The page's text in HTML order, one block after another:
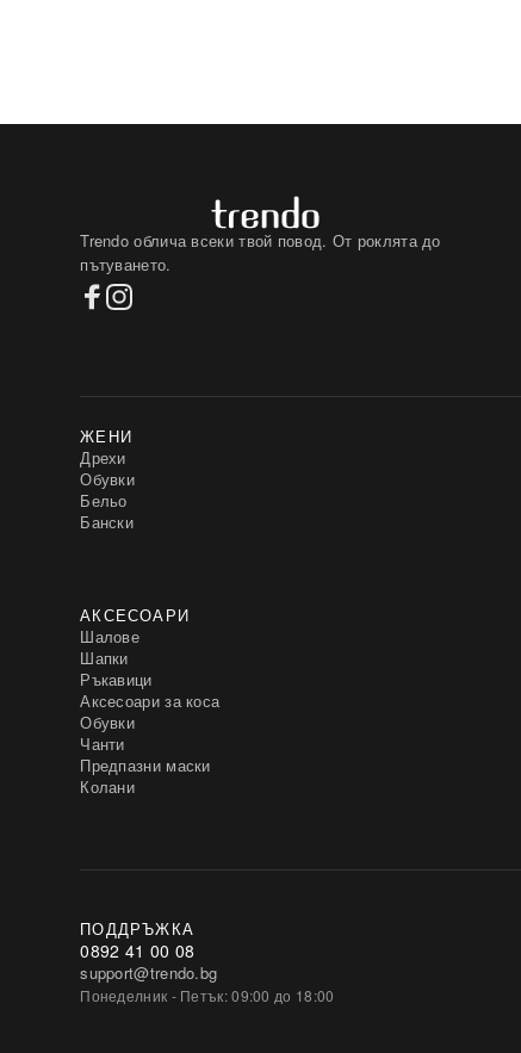
Trendo облича всеки твой повод. От роклята до
пътуването.
ЖЕНИ
Дрехи
Обувки
Бельо
Бански
АКСЕСОАРИ
Шалове
Шапки
Ръкавици
Аксесоари за коса
Обувки
Чанти
Предпазни маски
Колани
ПОДДРЪЖКА
0892 41 00 08
support@trendo.bg
Понеделник - Петък: 09:00 до 18:00